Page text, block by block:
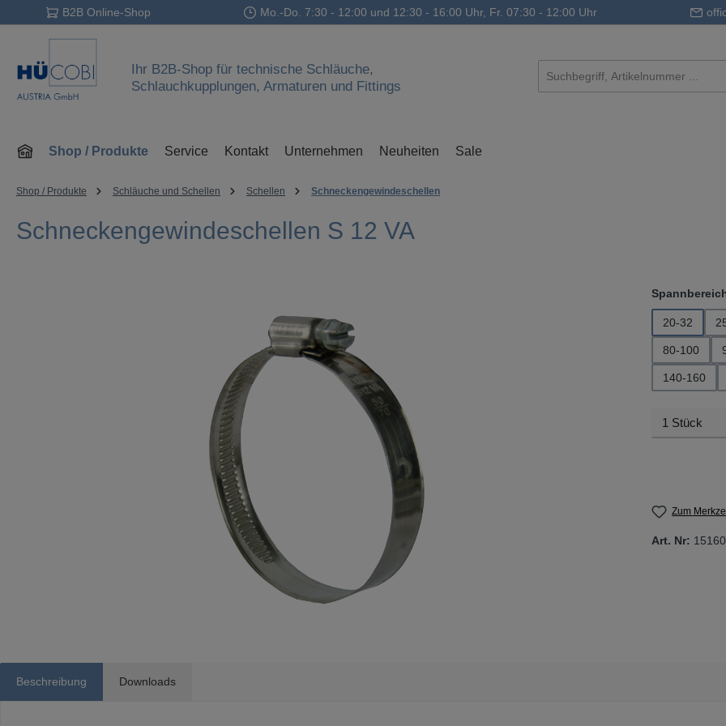
Hauptinhalt springen
Zur Suche springen
Zur Hauptnavigation springen
B2B Online-Shop Mo.-Do. 7:30 - 12:00 und 12:30 - 16:00 Uhr, Fr. 07:30 - 12:00 Uhr
Ihr B2B-Shop für technische Schläuche,
Schlauchkupplungen, Armaturen und Fittings
Shop / Produkte Service Kontakt Unternehmen Neuheiten Sale
Shop / Produkte Schläuche und Schellen Schellen Schneckengewindeschellen
Schneckengewindeschellen S 12 VA
20-32
80-100
140-160
Zum
Art. Nr:
Beschreibung Downloads